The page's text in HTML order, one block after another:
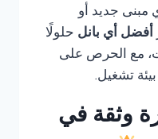
مبنى جديد أو
أفضل أي بانل حلولًا
مع الحرص على
تشغيل.
وثقة في